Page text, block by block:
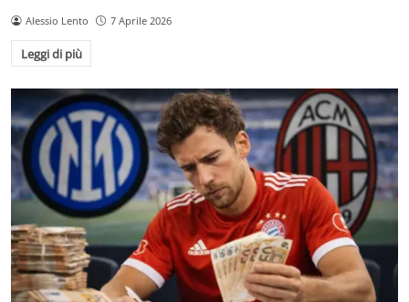
Alessio Lento 7 Aprile 2026
Leggi di più